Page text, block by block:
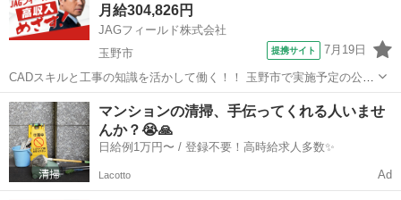
しています。 履歴書も...
月給304,826円
JAGフィールド株式会社
玉野市
提携サイト 7月19日
CADスキルと工事の知識を活かして働く！！ 玉野市で実施予定の公共
施設の建設PJT。 現場駐在の施工図担当を探しております〇 ［担当業
務］建築施工図 ＊図面作成・修正・確認 ＊干渉チェック ＊各
種書類作成 ...
岡山 玉野市
マンションの清掃、手伝ってくれる人いませ
んか？😭🙏
日給例1万円〜 / 登録不要！高時給求人多数✨
Lacotto Ad